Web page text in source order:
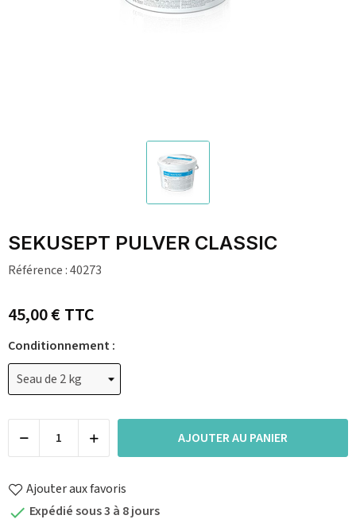
SEKUSEPT PULVER CLASSIC
Référence :40273
45,00 €TTC
Conditionnement :
AJOUTER AU PANIER
Ajouter aux favoris
 Expédié sous 3 à 8 jours